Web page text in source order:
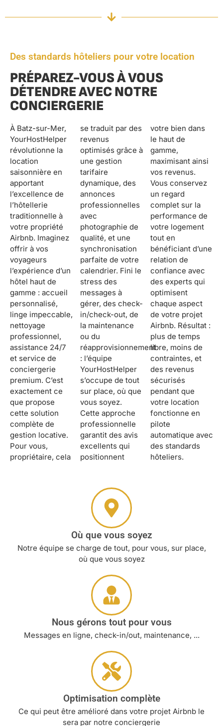
Des standards hôteliers pour votre location
PRÉPAREZ-VOUS À VOUS
DÉTENDRE AVEC NOTRE
CONCIERGERIE
À Batz-sur-Mer,
YourHostHelper
révolutionne la
location
saisonnière en
apportant
l’excellence de
l’hôtellerie
traditionnelle à
votre propriété
Airbnb. Imaginez
offrir à vos
voyageurs
l’expérience d’un
hôtel haut de
gamme : accueil
personnalisé,
linge impeccable,
nettoyage
professionnel,
assistance 24/7
et service de
conciergerie
premium. C’est
exactement ce
que propose
cette solution
complète de
gestion locative.
Pour vous,
propriétaire, cela
se traduit par des
revenus
optimisés grâce à
une gestion
tarifaire
dynamique, des
annonces
professionnelles
avec
photographie de
qualité, et une
synchronisation
parfaite de votre
calendrier. Fini le
stress des
messages à
gérer, des check-
in/check-out, de
la maintenance
ou du
réapprovisionnement
: l’équipe
YourHostHelper
s’occupe de tout
sur place, où que
vous soyez.
Cette approche
professionnelle
garantit des avis
excellents qui
positionnent
votre bien dans
le haut de
gamme,
maximisant ainsi
vos revenus.
Vous conservez
un regard
complet sur la
performance de
votre logement
tout en
bénéficiant d’une
relation de
confiance avec
des experts qui
optimisent
chaque aspect
de votre projet
Airbnb. Résultat :
plus de temps
libre, moins de
contraintes, et
des revenus
sécurisés
pendant que
votre location
fonctionne en
pilote
automatique avec
des standards
hôteliers.
Où que vous soyez
Notre équipe se charge de tout, pour vous, sur place,
où que vous soyez
Nous gérons tout pour vous
Messages en ligne, check-in/out, maintenance, ...
Optimisation complète
Ce qui peut être amélioré dans votre projet Airbnb le
sera par notre conciergerie